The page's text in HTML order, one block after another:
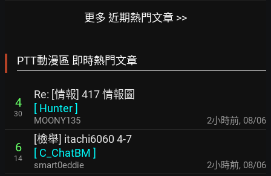
更多 近期熱門文章 >>
PTT動漫區 即時熱門文章
4
30
Re: [情報] 417 情報圖
[ Hunter]
MOONY135 2小時前, 08/06
6
14
[檢舉] itachi6060 4-7
[ C_ChatBM ]
smart0eddie 2小時前, 08/06